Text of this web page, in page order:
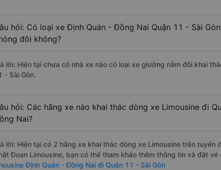
hỏi: Có loại xe Định Quán - Đồng Nai Quận 11 - Sài
đôi không?
lời: Hiện tại chưa có nhà xe nào có loại xe giường nằm đôi khai
- Sài Gòn.
hỏi: Các hãng xe nào khai thác dòng xe Limousine đi
Nai?
lời: Hiện tại có 2 hãng xe khai thác dòng xe Limousine trên tuyến
Đoan Limousine, bạn có thể tham khảo thêm thông tin và đặt
Định Quán - Đồng Nai đi Quận 11 - Sài Gòn